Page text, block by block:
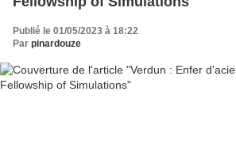
Publié le 01/05/2023 à 18:22
Par pinardouze